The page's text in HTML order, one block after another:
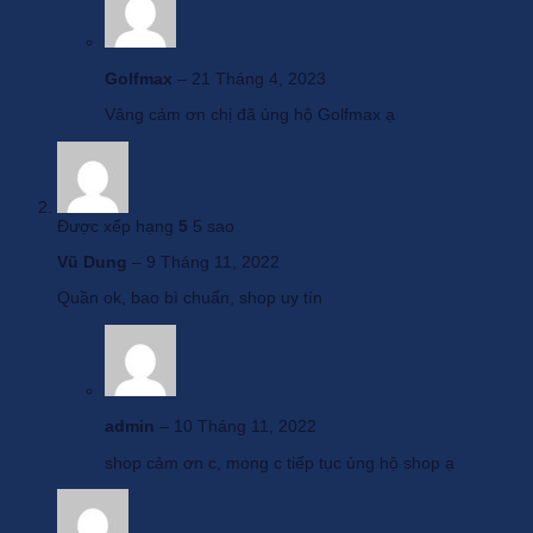
GOLFMAX là nhà phân phối chuyên cung cấp các sản phẩm thời
trang, dụng cụ, phụ kiện Golf chính hãng hàng đầu cả nước. Trong
LoveGolf, Puma, Ecco… GOLFMAX luôn sẵn sàng tư vấn những
sản phẩm dụng cụ và phụ kiện Golf phù hợp với nhu cầu và cá tính
của người chơi. Đừng ngần ngại, hãy liên hệ ngay với chúng tôi
CÔNG TY CỔ PHẦN GOLFMAX VIỆT NAM
Cam kết:
– Sản phẩm chính hãng 100%.
– Tri ân nhiều quà tặng với khách hàng thân thuộc.
– Shipcod toàn quốc.
– Tư vấn 24/7 bởi chuyên gia stylist Golfmax
THÔNG TIN LIÊN HỆ
Golfmax – 21 Tháng 4, 2023
Vâng cảm ơn chị đã ủng hộ Golfmax ạ
Được xếp hạng 5 5 sao
Vũ Dung – 9 Tháng 11, 2022
Quần ok, bao bì chuẩn, shop uy tín
admin – 10 Tháng 11, 2022
shop cảm ơn c, mong c tiếp tục ủng hộ shop ạ